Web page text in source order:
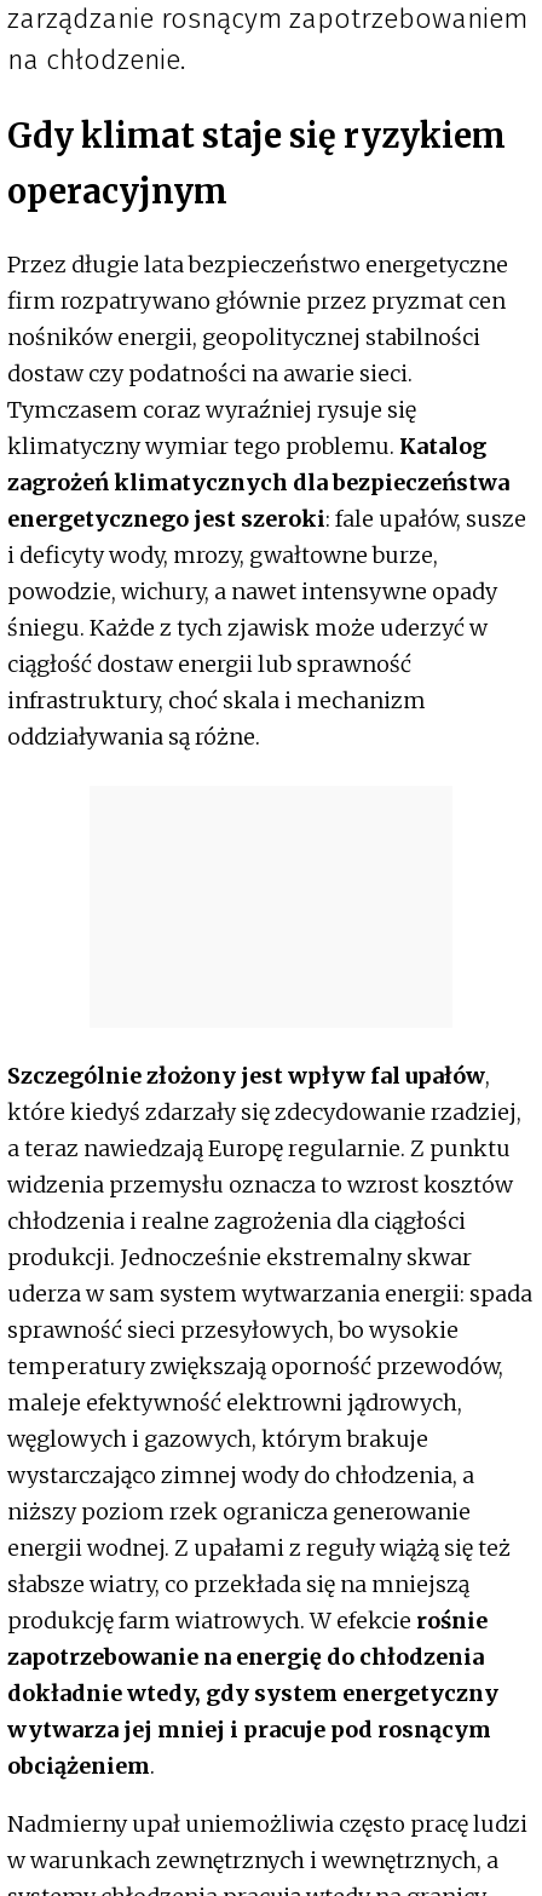
zarządzanie rosnącym zapotrzebowaniem
na chłodzenie.
Gdy klimat staje się ryzykiem
operacyjnym
Przez długie lata bezpieczeństwo energetyczne
firm rozpatrywano głównie przez pryzmat cen
nośników energii, geopolitycznej stabilności
dostaw czy podatności na awarie sieci.
Tymczasem coraz wyraźniej rysuje się
klimatyczny wymiar tego problemu. Katalog
zagrożeń klimatycznych dla bezpieczeństwa
energetycznego jest szeroki: fale upałów, susze
i deficyty wody, mrozy, gwałtowne burze,
powodzie, wichury, a nawet intensywne opady
śniegu. Każde z tych zjawisk może uderzyć w
ciągłość dostaw energii lub sprawność
infrastruktury, choć skala i mechanizm
oddziaływania są różne.
Szczególnie złożony jest wpływ fal upałów,
które kiedyś zdarzały się zdecydowanie rzadziej,
a teraz nawiedzają Europę regularnie. Z punktu
widzenia przemysłu oznacza to wzrost kosztów
chłodzenia i realne zagrożenia dla ciągłości
produkcji. Jednocześnie ekstremalny skwar
uderza w sam system wytwarzania energii: spada
sprawność sieci przesyłowych, bo wysokie
temperatury zwiększają oporność przewodów,
maleje efektywność elektrowni jądrowych,
węglowych i gazowych, którym brakuje
wystarczająco zimnej wody do chłodzenia, a
niższy poziom rzek ogranicza generowanie
energii wodnej. Z upałami z reguły wiążą się też
słabsze wiatry, co przekłada się na mniejszą
produkcję farm wiatrowych. W efekcie rośnie
zapotrzebowanie na energię do chłodzenia
dokładnie wtedy, gdy system energetyczny
wytwarza jej mniej i pracuje pod rosnącym
obciążeniem.
Nadmierny upał uniemożliwia często pracę ludzi
w warunkach zewnętrznych i wewnętrznych, a